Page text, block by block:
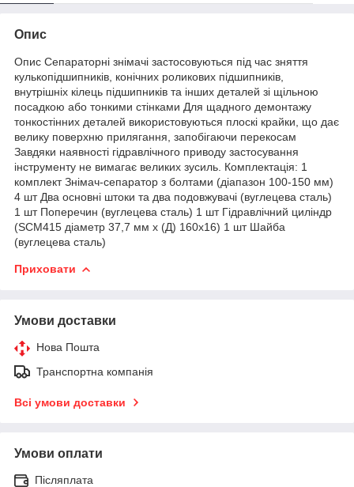
Опис
Опис Сепараторні знімачі застосовуються під час зняття
кулькопідшипників, конічних роликових підшипників,
внутрішніх кілець підшипників та інших деталей зі щільною
посадкою або тонкими стінками Для щадного демонтажу
тонкостінних деталей використовуються плоскі крайки, що дає
велику поверхню прилягання, запобігаючи перекосам
Завдяки наявності гідравлічного приводу застосування
інструменту не вимагає великих зусиль. Комплектація: 1
комплект Знімач-сепаратор з болтами (діапазон 100-150 мм)
4 шт Два основні штоки та два подовжувачі (вуглецева сталь)
1 шт Поперечин (вуглецева сталь) 1 шт Гідравлічний циліндр
(SCM415 діаметр 37,7 мм х (Д) 160х16) 1 шт Шайба
(вуглецева сталь)
Приховати
Умови доставки
Нова Пошта
Транспортна компанія
Всі умови доставки
Умови оплати
Післяплата